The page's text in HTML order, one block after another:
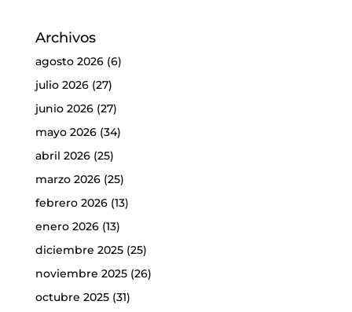
Archivos
agosto 2026(6)
julio 2026(27)
junio 2026(27)
mayo 2026(34)
abril 2026(25)
marzo 2026(25)
febrero 2026(13)
enero 2026(13)
diciembre 2025(25)
noviembre 2025(26)
octubre 2025(31)